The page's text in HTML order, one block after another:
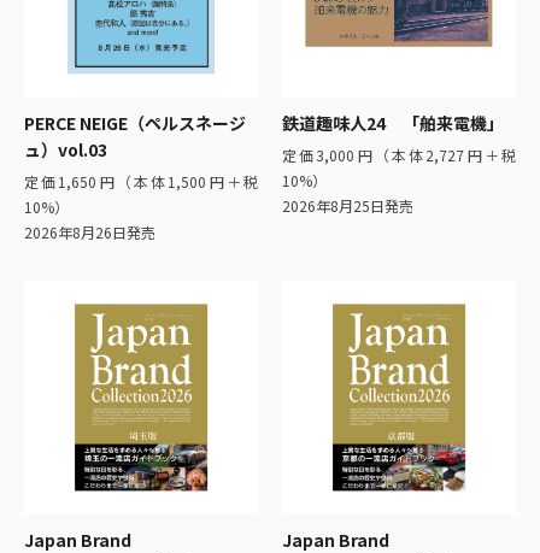
PERCE NEIGE（ペルスネージ
ュ）vol.03
定価1,650円（本体1,500円＋税
10%）
2026年8月26日発売
鉄道趣味人24 「舶来電機」
定価3,000円（本体2,727円＋税
10%）
2026年8月25日発売
Japan Brand
Japan Brand